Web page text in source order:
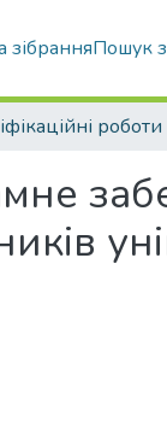
зібранняПошук
роботи